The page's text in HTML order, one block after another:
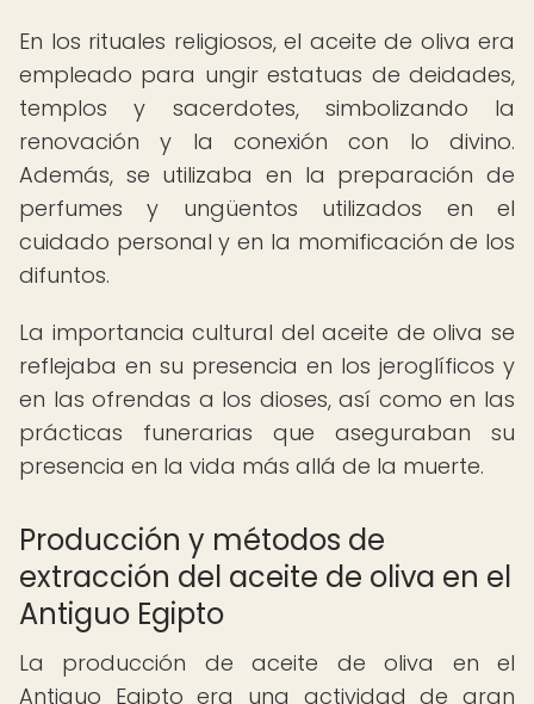
En los rituales religiosos, el aceite de oliva era
empleado para ungir estatuas de deidades,
templos y sacerdotes, simbolizando la
renovación y la conexión con lo divino.
Además, se utilizaba en la preparación de
perfumes y ungüentos utilizados en el
cuidado personal y en la momificación de los
difuntos.
La importancia cultural del aceite de oliva se
reflejaba en su presencia en los jeroglíficos y
en las ofrendas a los dioses, así como en las
prácticas funerarias que aseguraban su
presencia en la vida más allá de la muerte.
Producción y métodos de
extracción del aceite de oliva en el
Antiguo Egipto
La producción de aceite de oliva en el
Antiguo Egipto era una actividad de gran